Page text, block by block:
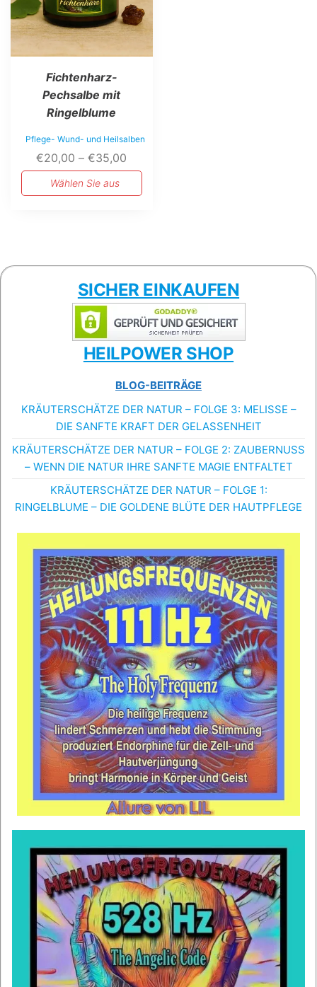
Fichtenharz-
Pechsalbe mit
Ringelblume
Pflege- Wund- und Heilsalben
€20,00 –€35,00
€20,00
bis
Wählen Sie aus
gewählt
werden
SICHER EINKAUFEN
HEILPOWER SHOP
BLOG-BEITRÄGE
KRÄUTERSCHÄTZE DER NATUR – FOLGE 3: MELISSE –
DIE SANFTE KRAFT DER GELASSENHEIT
KRÄUTERSCHÄTZE DER NATUR – FOLGE 2: ZAUBERNUSS
– WENN DIE NATUR IHRE SANFTE MAGIE ENTFALTET
KRÄUTERSCHÄTZE DER NATUR – FOLGE 1:
RINGELBLUME – DIE GOLDENE BLÜTE DER HAUTPFLEGE